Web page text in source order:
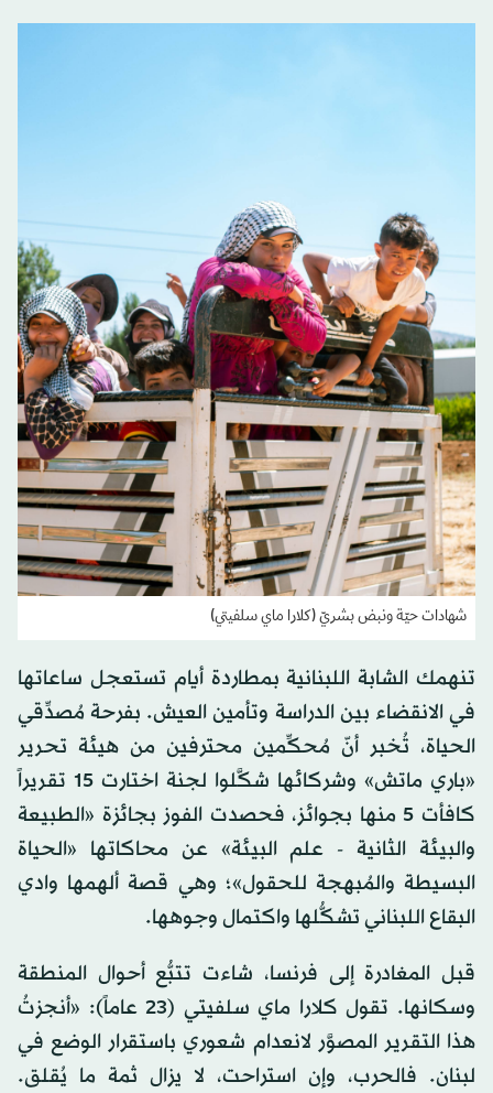
شهادات حيّة ونبض بشريّ (كلارا ماي سلفيتي)
تنهمك الشابة اللبنانية بمطاردة أيام تستعجل ساعاتها
في الانقضاء بين الدراسة وتأمين العيش. بفرحة مُصدِّقي
الحياة، تُخبر أنّ مُحكِّمين محترفين من هيئة تحرير
«باري ماتش» وشركائها شكَّلوا لجنة اختارت 15 تقريراً
كافأت 5 منها بجوائز، فحصدت الفوز بجائزة «الطبيعة
والبيئة الثانية - علم البيئة» عن محاكاتها «الحياة
البسيطة والمُبهجة للحقول»؛ وهي قصة ألهمها وادي
البقاع اللبناني تشكُّلها واكتمال وجوهها.
قبل المغادرة إلى فرنسا، شاءت تتبُّع أحوال المنطقة
وسكانها. تقول كلارا ماي سلفيتي (23 عاماً): «أنجزتُ
هذا التقرير المصوَّر لانعدام شعوري باستقرار الوضع في
لبنان. فالحرب، وإن استراحت، لا يزال ثمة ما يُقلق.